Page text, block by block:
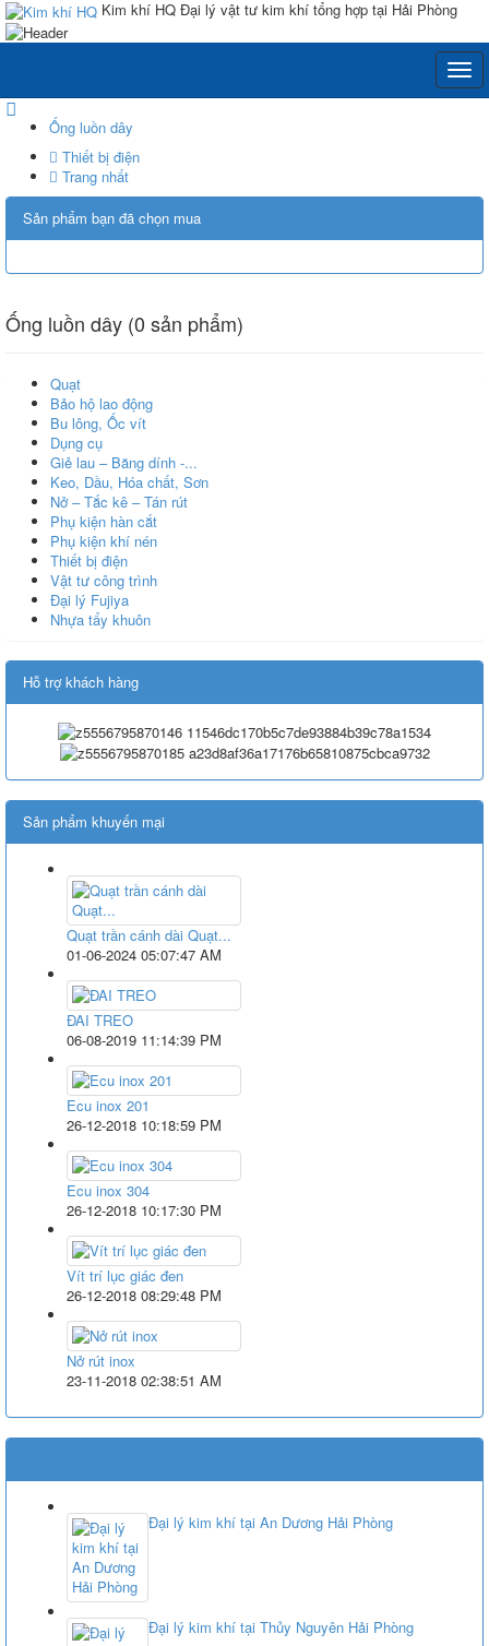
Kim khí HQ Đại lý vật tư kim khí tổng hợp tại Hải Phòng
Ống luồn dây
Thiết bị điện
Trang nhất
Sản phẩm bạn đã chọn mua
Ống luồn dây (0 sản phẩm)
Quạt
Bảo hộ lao động
Bu lông, Ốc vít
Dụng cụ
Giẻ lau – Băng dính -...
Keo, Dầu, Hóa chất, Sơn
Nở – Tắc kê – Tán rút
Phụ kiện hàn cắt
Phụ kiện khí nén
Thiết bị điện
Vật tư công trình
Đại lý Fujiya
Nhựa tẩy khuôn
Hỗ trợ khách hàng
Sản phẩm khuyến mại
Quạt trần cánh dài Quạt...
01-06-2024 05:07:47 AM
ĐAI TREO
06-08-2019 11:14:39 PM
Ecu inox 201
26-12-2018 10:18:59 PM
Ecu inox 304
26-12-2018 10:17:30 PM
Vít trí lục giác đen
26-12-2018 08:29:48 PM
Nở rút inox
23-11-2018 02:38:51 AM
Đại lý kim khí tại An Dương Hải Phòng
Đại lý kim khí tại Thủy Nguyên Hải Phòng